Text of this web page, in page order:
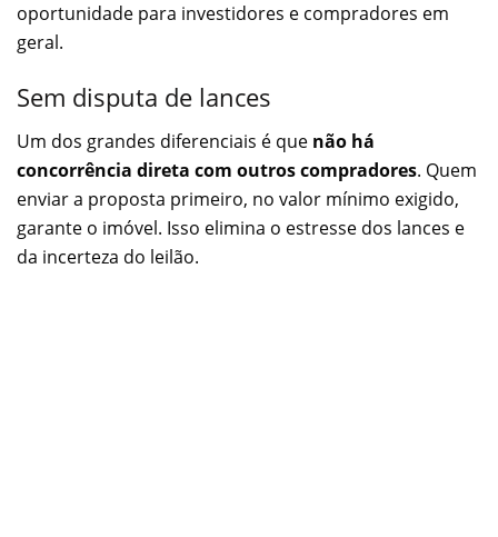
oportunidade para investidores e compradores em
geral.
Sem disputa de lances
Um dos grandes diferenciais é que não há
concorrência direta com outros compradores. Quem
enviar a proposta primeiro, no valor mínimo exigido,
garante o imóvel. Isso elimina o estresse dos lances e
da incerteza do leilão.